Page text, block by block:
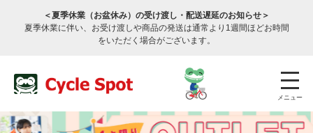
＜夏季休業（お盆休み）の受け渡し・配送遅延のお知らせ＞
夏季休業に伴い、お受け渡しや商品の発送は通常より1週間ほどお時間
をいただく場合がございます。
メニュー